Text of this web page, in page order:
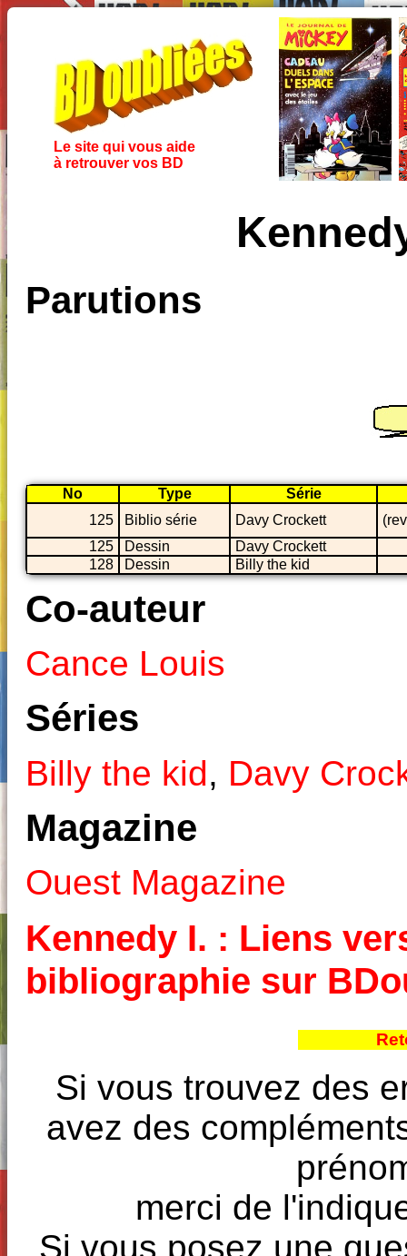
Le site qui vous aide
à retrouver vos BD
Parutions
No Type
Série
125
Biblio série Davy Crockett
125
Dessin
Davy Crockett
128
Dessin Billy the kid
Co-auteur
Cance Louis
Séries
Billy the kid, Davy
Magazine
Ouest Magazine
Kennedy I. : Liens
bibliographie sur
Si vous trouvez des
avez des
merci de
Si vous posez une